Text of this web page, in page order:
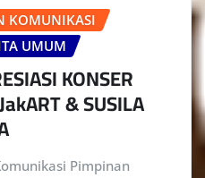
KOMUNIKASI
UMUM
KONSER
& SUSILA
Pimpinan